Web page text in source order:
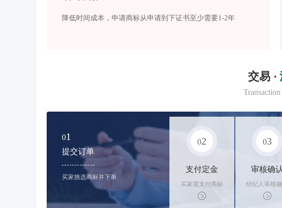
降低时间成本，申请商标从申请到下证书至少需要1-2年
交易 ·
Transaction
01
提交订单
买家挑选商标并下单
02
支付定金
买家需支付商标
标价的10%的购
买订金
03
审核确认
经纪人审核
商标状态